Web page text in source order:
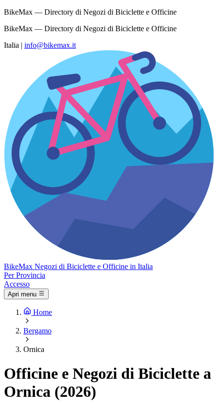
BikeMax — Directory di Negozi di Biciclette e Officine
BikeMax — Directory di Negozi di Biciclette e Officine
Italia | info@bikemax.it
BikeMax Negozi di Biciclette e Officine in Italia
Per Provincia
Accesso
Apri menu
Home
Bergamo
Ornica
Officine e Negozi di Biciclette a
Ornica (2026)